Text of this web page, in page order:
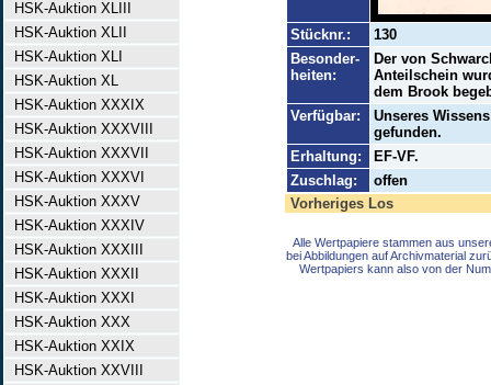
HSK-Auktion XLIII
HSK-Auktion XLII
HSK-Auktion XLI
HSK-Auktion XL
HSK-Auktion XXXIX
HSK-Auktion XXXVIII
HSK-Auktion XXXVII
HSK-Auktion XXXVI
HSK-Auktion XXXV
HSK-Auktion XXXIV
HSK-Auktion XXXIII
HSK-Auktion XXXII
HSK-Auktion XXXI
HSK-Auktion XXX
HSK-Auktion XXIX
HSK-Auktion XXVIII
Stücknr.:
130
Besonder-
heiten:
Der von
Anteilschein
dem Brook
Verfügbar:
Unseres
gefunden.
Erhaltung:
EF-VF.
Zuschlag:
offen
Vorheriges Los
Alle Wertpapiere stammen aus
bei Abbildungen auf Archivmaterial
Wertpapiers kann also von der